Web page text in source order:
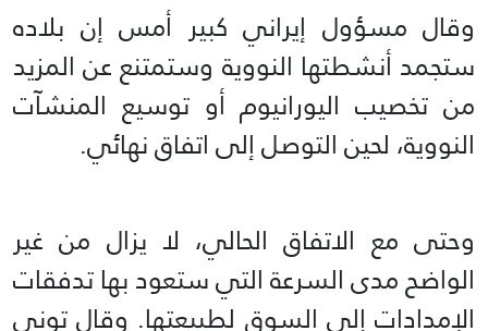
وقال مسؤول إيراني كبير أمس إن ‌بلاده
ستجمد أنشطتها النووية وستمتنع عن المزيد
من تخصيب اليورانيوم أو توسيع المنشآت
النووية، لحين التوصل إلى اتفاق نهائي.
وحتى مع الاتفاق الحالي، لا يزال من غير
الواضح مدى السرعة التي ستعود بها تدفقات
الإمدادات إلى السوق لطبيعتها. وقال توني